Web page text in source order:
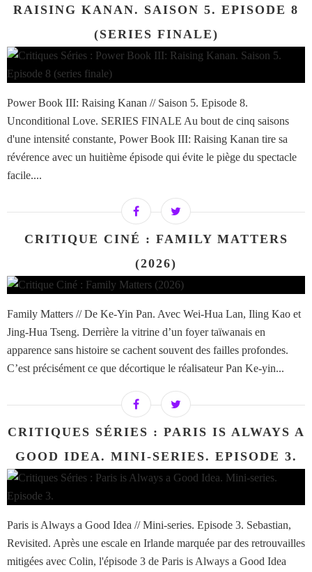
RAISING KANAN. SAISON 5. EPISODE 8
(SERIES FINALE)
Power Book III: Raising Kanan // Saison 5. Episode 8.
Unconditional Love. SERIES FINALE Au bout de cinq saisons
d'une intensité constante, Power Book III: Raising Kanan tire sa
révérence avec un huitième épisode qui évite le piège du spectacle
facile....
CRITIQUE CINÉ : FAMILY MATTERS
(2026)
Family Matters // De Ke-Yin Pan. Avec Wei-Hua Lan, Iling Kao et
Jing-Hua Tseng. Derrière la vitrine d’un foyer taïwanais en
apparence sans histoire se cachent souvent des failles profondes.
C’est précisément ce que décortique le réalisateur Pan Ke-yin...
CRITIQUES SÉRIES : PARIS IS ALWAYS A
GOOD IDEA. MINI-SERIES. EPISODE 3.
Paris is Always a Good Idea // Mini-series. Episode 3. Sebastian,
Revisited. Après une escale en Irlande marquée par des retrouvailles
mitigées avec Colin, l'épisode 3 de Paris is Always a Good Idea